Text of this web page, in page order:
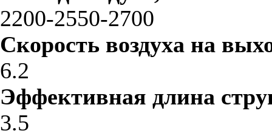
2200-2550-2700
Скорость воздуха на
6.2
Эффективная длина
3.5